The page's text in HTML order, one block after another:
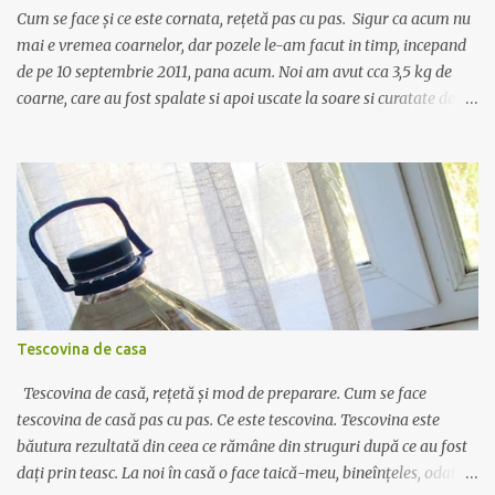
repede, pierde apa și rămâne un fel de brânză zguroasă și
neplăcută la gust c...
Cum se face și ce este cornata, rețetă pas cu pas. Sigur ca acum nu
mai e vremea coarnelor, dar pozele le-am facut in timp, incepand
de pe 10 septembrie 2011, pana acum. Noi am avut cca 3,5 kg de
coarne, care au fost spalate si apoi uscate la soare si curatate de
zaharul, apoi se lasa asa, cu capacul inchis, timp cateva
saptamani, pana cand incepe sa se separe siropul de coarne. In
perioada aceea puteti turna alcool peste sirop, in ce proportie
doriti. Aici depinde daca vreti o bautura de tip lichior, si atunci se
toarna maxim jumatate alcool, iar restul sirop, sau daca vreti o
bautura mai tare, doar cu aroma de fructe, si atunci amestecati 3/4
alcool si restul sirop. Dar exista si varianta in care puteti lasa
alcool doar la servire. Daca o sa ...
Tescovina de casa
Tescovina de casă, rețetă și mod de preparare. Cum se face
tescovina de casă pas cu pas. Ce este tescovina. Tescovina este
băutura rezultată din ceea ce rămâne din struguri după ce au fost
dați prin teasc. La noi în casă o face taică-meu, bineînțeles, odată